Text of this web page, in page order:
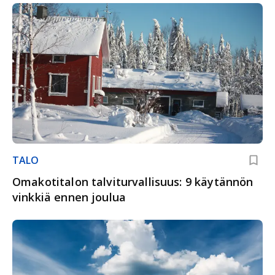
TALO
Omakotitalon talviturvallisuus: 9 käytännön
vinkkiä ennen joulua